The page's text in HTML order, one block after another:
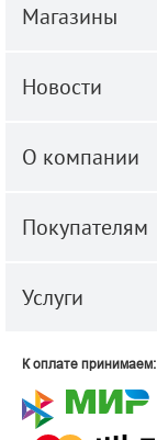
Магазины
Новости
О компании
Покупателям
Услуги
К оплате принимаем: